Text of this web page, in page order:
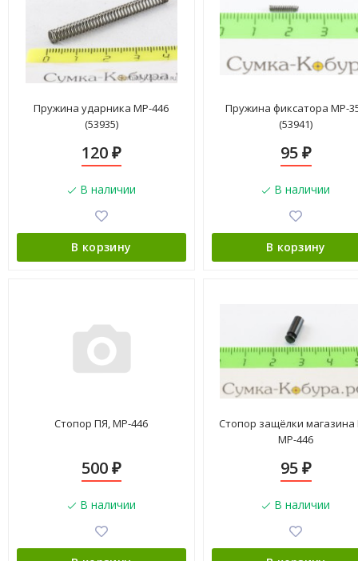
Пружина ударника МР-446
(53935)
120 ₽
В наличии
В корзину
Пружина фиксатора МР-
(53941)
95 ₽
В наличии
В корзину
Стопор ПЯ, МР-446
500 ₽
В наличии
Стопор защёлки магазина
МР-446
95 ₽
В наличии